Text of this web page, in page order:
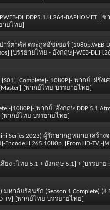
DL.DDP5.1.H.264-
ายไทย]
ร์ตาคัส ตระกูลอัชเชอร์ [1080p.WEB-
[บรรยายไทย - อังกฤษ]-WEB-
[Complete]-[1080P]-[พากย์: ฝรั่ง
[พากย์ไทย บรรยายไทย]
[1080P]-[พากย์: อังกฤษ DDP 5.1
[พากย์ไทย บรรยายไทย]
Series 2023) ผู้รักษากฎหมาย (สร้าง
[From HD-
สียง : ไทย 5.1 + อังกฤษ 5.1] + [บรรยาย
มหาลัยร้อนรัก (Season 1 Complete)
TV]-[พากย์ไทย บรรยายไทย]